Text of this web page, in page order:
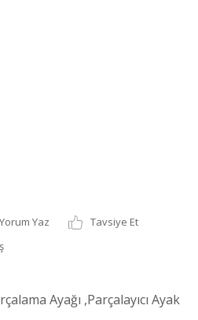
Yorum Yaz
Tavsiye Et
Ayağı ,Parçalayıcı Ayak